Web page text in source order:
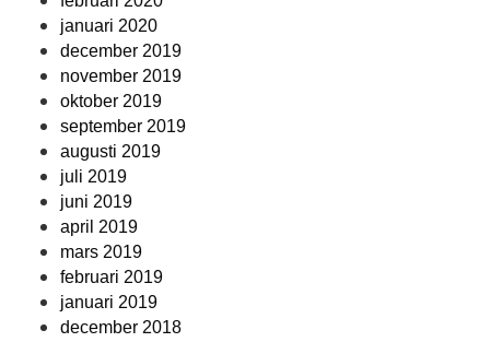
januari 2020
december 2019
november 2019
oktober 2019
september 2019
augusti 2019
juli 2019
juni 2019
april 2019
mars 2019
februari 2019
januari 2019
december 2018